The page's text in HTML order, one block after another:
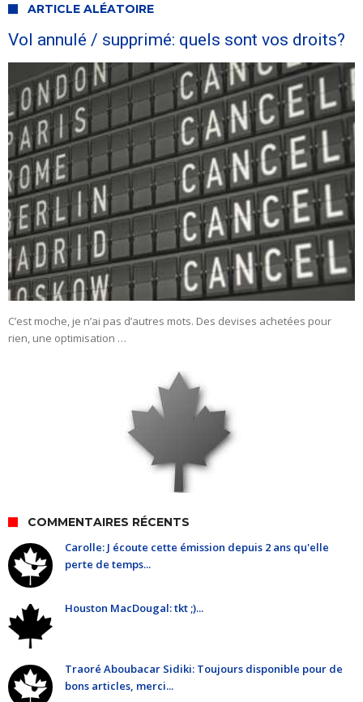
ARTICLE ALÉATOIRE
Vol annulé / supprimé: quels sont vos droits?
C’est moche, je n’ai pas d’autres mots. Des devises achetées pour
rien, une optimisation …
COMMENTAIRES RÉCENTS
Carolle: J écoute cette émission depuis 2 ans qu'elle
perte de temps...
Houston MacDougal: tkt ;)...
Traoré Aboubacar Sidiki: Toujours disponible pour de
bons articles, merci...